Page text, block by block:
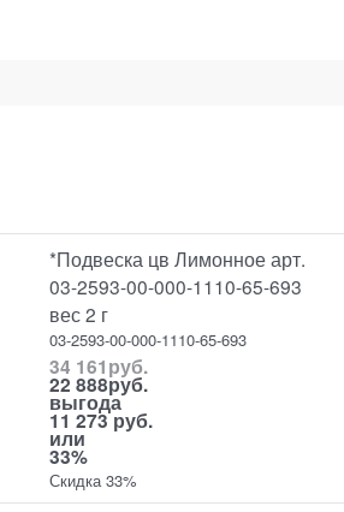
*Подвеска цв Лимонное арт.
03-2593-00-000-1110-65-693
вес 2 г
03-2593-00-000-1110-65-693
34 161руб.
22 888руб.
выгода
11 273 руб.
или
33%
Скидка 33%